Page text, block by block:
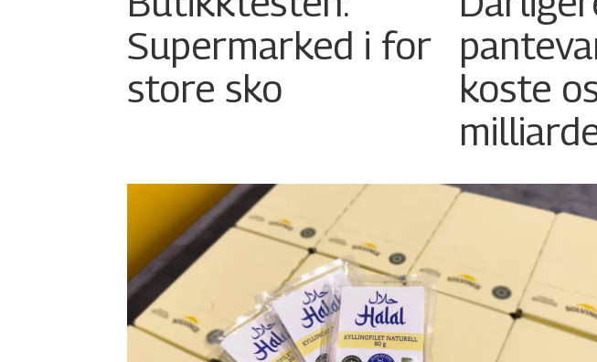
Supermarked i for
store sko
koste